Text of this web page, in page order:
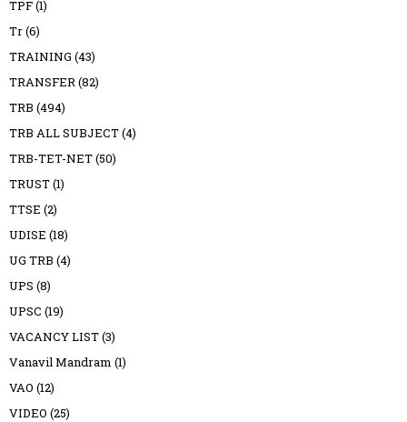
TPF(1)
Tr(6)
TRAINING (43)
TRANSFER(82)
TRB (494)
TRB ALL SUBJECT(4)
TRB-TET-NET(50)
TRUST(1)
TTSE (2)
UDISE (18)
UG TRB (4)
UPS (8)
UPSC (19)
VACANCY LIST(3)
Vanavil Mandram (1)
VAO (12)
VIDEO (25)